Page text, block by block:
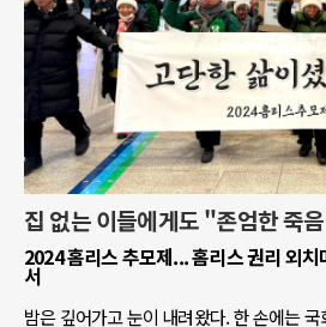
집 없는 이들에게도 "존엄한 죽
2024 홈리스 추모제... 홈리스 권리 외
서
밤은 깊어가고 눈이 내려왔다. 한 손에는